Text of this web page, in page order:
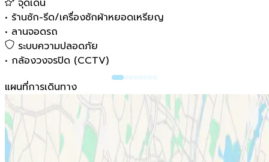
จุดเด่น
• ร้านซัก-รีด/เครื่องซักผ้าหยอดเหรียญ
• ลานจอดรถ
ระบบความปลอดภัย
• กล้องวงจรปิด (CCTV)
แผนที่การเดินทาง